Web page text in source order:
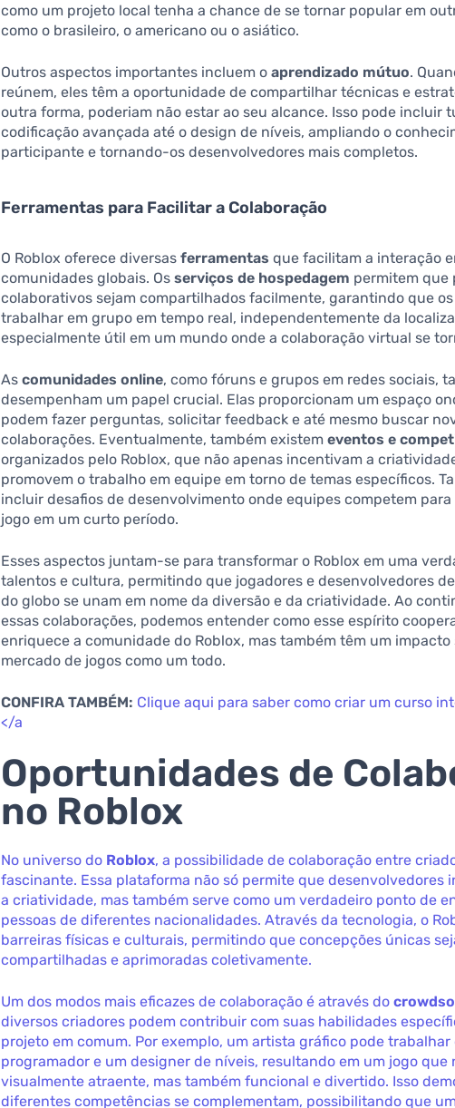
como um projeto local tenha a chance de se tornar popular em
como o brasileiro, o americano ou o asiático.
Outros aspectos importantes incluem oaprendizado mútuo.
reúnem, eles têm a oportunidade de compartilhar técnicas e
outra forma, poderiam não estar ao seu alcance. Isso pode incluir
codificação avançada até o design de níveis, ampliando o
participante e tornando-os desenvolvedores mais completos.
Ferramentas para Facilitar a Colaboração
O Roblox oferece diversasferramentas que facilitam a interação
comunidades globais. Osserviços de hospedagem permitem que
colaborativos sejam compartilhados facilmente, garantindo que
trabalhar em grupo em tempo real, independentemente da
especialmente útil em um mundo onde a colaboração virtual se
Ascomunidades online, como fóruns e grupos em redes sociais,
desempenham um papel crucial. Elas proporcionam um espaço
podem fazer perguntas, solicitar feedback e até mesmo buscar
colaborações. Eventualmente, também existemeventos e
organizados pelo Roblox, que não apenas incentivam a
promovem o trabalho em equipe em torno de temas específicos.
incluir desafios de desenvolvimento onde equipes competem
jogo em um curto período.
Esses aspectos juntam-se para transformar o Roblox em uma
talentos e cultura, permitindo que jogadores e desenvolvedores
do globo se unam em nome da diversão e da criatividade. Ao
essas colaborações, podemos entender como esse espírito
enriquece a comunidade do Roblox, mas também têm um
mercado de jogos como um todo.
CONFIRA TAMBÉM: Clique aqui para saber como criar um curso
</a
Oportunidades de
no Roblox
No universo do Roblox, a possibilidade de colaboração entre
fascinante. Essa plataforma não só permite que desenvolvedores
a criatividade, mas também serve como um verdadeiro ponto de
pessoas de diferentes nacionalidades. Através da tecnologia, o
barreiras físicas e culturais, permitindo que concepções únicas
compartilhadas e aprimoradas coletivamente.
Um dos modos mais eficazes de colaboração é através do
diversos criadores podem contribuir com suas habilidades
projeto em comum. Por exemplo, um artista gráfico pode trabalhar
programador e um designer de níveis, resultando em um jogo que
visualmente atraente, mas também funcional e divertido. Isso
diferentes competências se complementam, possibilitando que